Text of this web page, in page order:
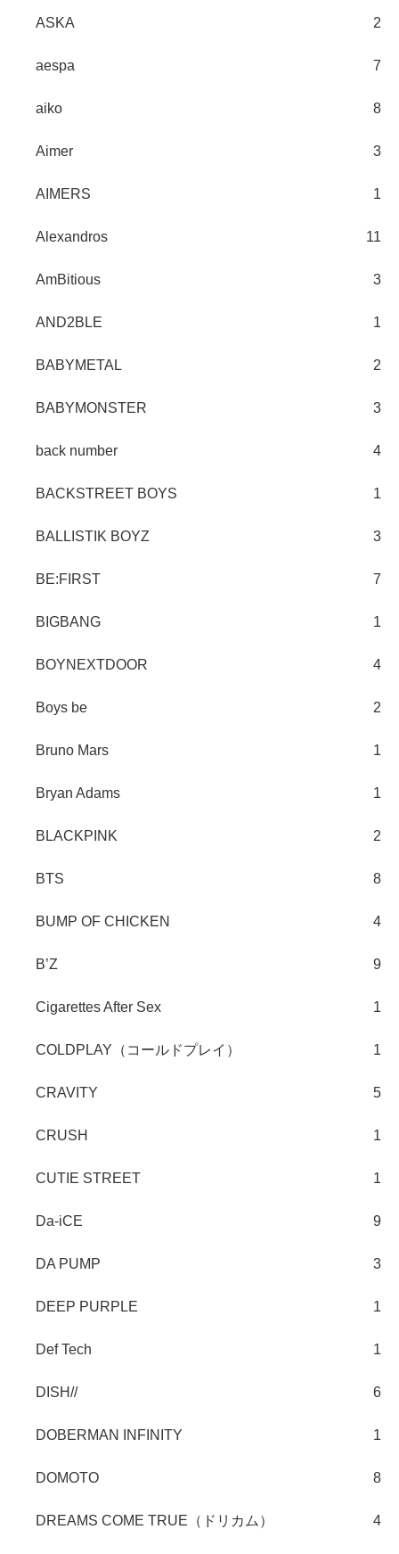
ASKA 2
aespa 7
aiko 8
Aimer 3
AIMERS 1
Alexandros 11
AmBitious 3
AND2BLE 1
BABYMETAL 2
BABYMONSTER 3
back number 4
BACKSTREET BOYS 1
BALLISTIK BOYZ 3
BE:FIRST 7
BIGBANG 1
BOYNEXTDOOR 4
Boys be 2
Bruno Mars 1
Bryan Adams 1
BLACKPINK 2
BTS 8
BUMP OF CHICKEN 4
B’Z 9
Cigarettes After Sex 1
COLDPLAY（コールドプレイ） 1
CRAVITY 5
CRUSH 1
CUTIE STREET 1
Da-iCE 9
DA PUMP 3
DEEP PURPLE 1
Def Tech 1
DISH// 6
DOBERMAN INFINITY 1
DOMOTO 8
DREAMS COME TRUE（ドリカム） 4